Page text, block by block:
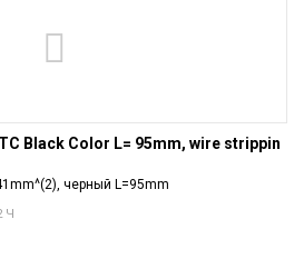
Black Color L= 95mm, wire strippin
черный L=95mm
Ч